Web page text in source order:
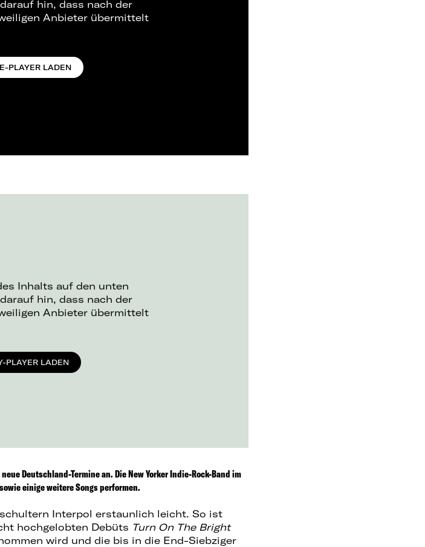
hin, dass nach der
Anbieter übermittelt
PLAYER LADEN
Inhalts auf den unten
hin, dass nach der
Anbieter übermittelt
PLAYER LADEN
Deutschland-Termine an. Die New Yorker Indie-Rock-Band im
einige weitere Songs performen.
Interpol erstaunlich leicht. So ist
hochgelobten Debüts Turn On The Bright
wird und die bis in die End-Siebziger